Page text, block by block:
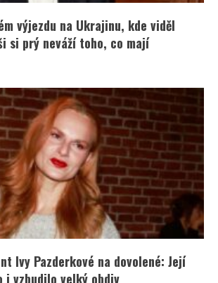
výjezdu na Ukrajinu, kde viděl
si prý neváží toho, co mají
Ivy Pazderkové na dovolené: Její
i vzbudilo velký obdiv